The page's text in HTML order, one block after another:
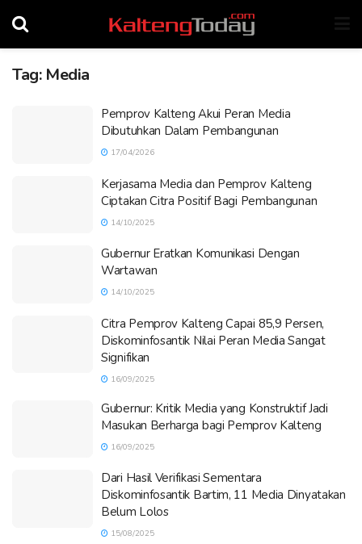
Tag: Media
Pemprov Kalteng Akui Peran Media
Dibutuhkan Dalam Pembangunan
17/04/2026
Kerjasama Media dan Pemprov Kalteng
Ciptakan Citra Positif Bagi Pembangunan
14/10/2025
Gubernur Eratkan Komunikasi Dengan
Wartawan
14/10/2025
Citra Pemprov Kalteng Capai 85,9 Persen,
Diskominfosantik Nilai Peran Media Sangat
Signifikan
16/09/2025
Gubernur: Kritik Media yang Konstruktif Jadi
Masukan Berharga bagi Pemprov Kalteng
16/09/2025
Dari Hasil Verifikasi Sementara
Diskominfosantik Bartim, 11 Media Dinyatakan
Belum Lolos
15/08/2025